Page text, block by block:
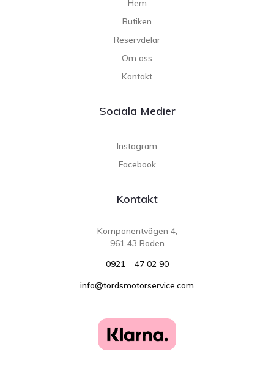
Hem
Butiken
Reservdelar
Om oss
Kontakt
Sociala Medier
Instagram
Facebook
Kontakt
Komponentvägen 4,
961 43 Boden
0921 – 47 02 90
info@tordsmotorservice.com